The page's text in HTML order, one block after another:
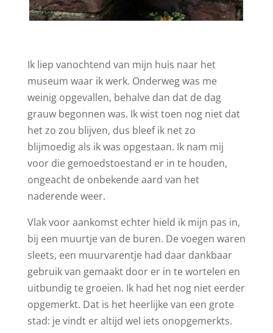
Ik liep vanochtend van mijn huis naar het
museum waar ik werk. Onderweg was me
weinig opgevallen, behalve dan dat de dag
grauw begonnen was. Ik wist toen nog niet dat
het zo zou blijven, dus bleef ik net zo
blijmoedig als ik was opgestaan. Ik nam mij
voor die gemoedstoestand er in te houden,
ongeacht de onbekende aard van het
naderende weer.
Vlak voor aankomst echter hield ik mijn pas in,
bij een muurtje van de buren. De voegen waren
sleets, een muurvarentje had daar dankbaar
gebruik van gemaakt door er in te wortelen en
uitbundig te groeien. Ik had het nog niet eerder
opgemerkt. Dat is het heerlijke van een grote
stad: je vindt er altijd wel iets onopgemerkts.